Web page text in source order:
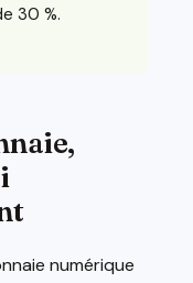
30 %.
numérique